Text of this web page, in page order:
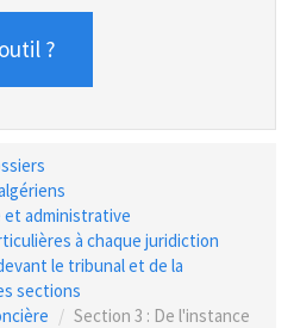
?
et administrative
à chaque juridiction
le tribunal et de la
sections
Section 3 : De l'instance